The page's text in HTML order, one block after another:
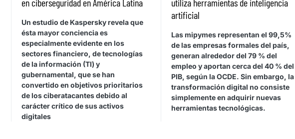
en ciberseguridad en América Latina
Un estudio de Kaspersky revela que
ésta mayor conciencia es
especialmente evidente en los
sectores financiero, de tecnologías
de la información (TI) y
gubernamental, que se han
convertido en objetivos prioritarios
de los ciberatacantes debido al
carácter crítico de sus activos
digitales
utiliza herramientas de inteligencia
artificial
Las mipymes representan el 99,5%
de las empresas formales del país,
generan alrededor del 79 % del
empleo y aportan cerca del 40 % del
PIB, según la OCDE. Sin embargo, la
transformación digital no consiste
simplemente en adquirir nuevas
herramientas tecnológicas.